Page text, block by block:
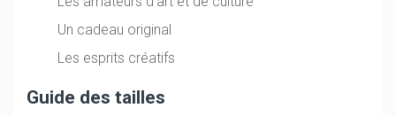
Un cadeau original
Les esprits créatifs
Guide des tailles